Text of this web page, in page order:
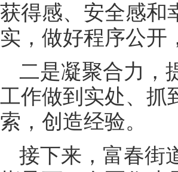
获得感、安全感和
实，做好程序公开
二是凝聚合力，
工作做到实处、抓
索，创造经验。
接下来，富春街